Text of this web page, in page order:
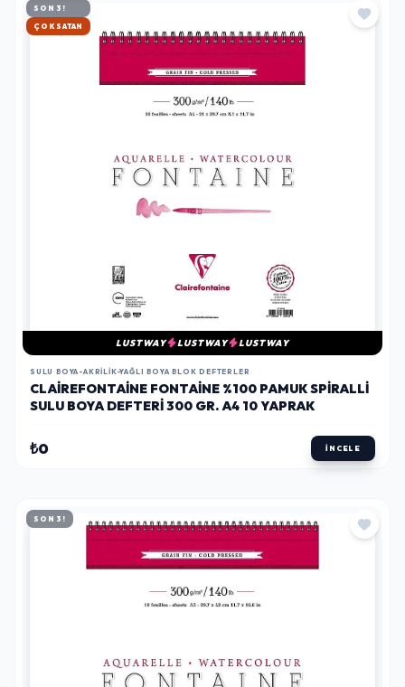
LUSTWAY LUSTWAY LUSTWAY
SULU BOYA-AKRILIK-YAĞLI BOYA BLOK DEFTERLER
CLAIREFONTAINE FONTAINE %100 PAMUK SPIRALLI
SULU BOYA DEFTERI 300 GR. A4 10 YAPRAK
₺0 İNCELE